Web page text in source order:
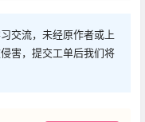
交流，未经原作者或上
害，提交工单后我们将